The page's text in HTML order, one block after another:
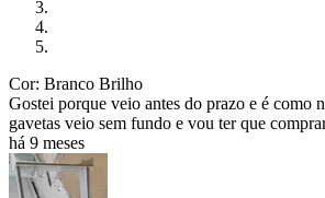
Cor: Branco Brilho
Gostei porque veio antes do prazo e é como
gavetas veio sem fundo e vou ter que
há 9 meses